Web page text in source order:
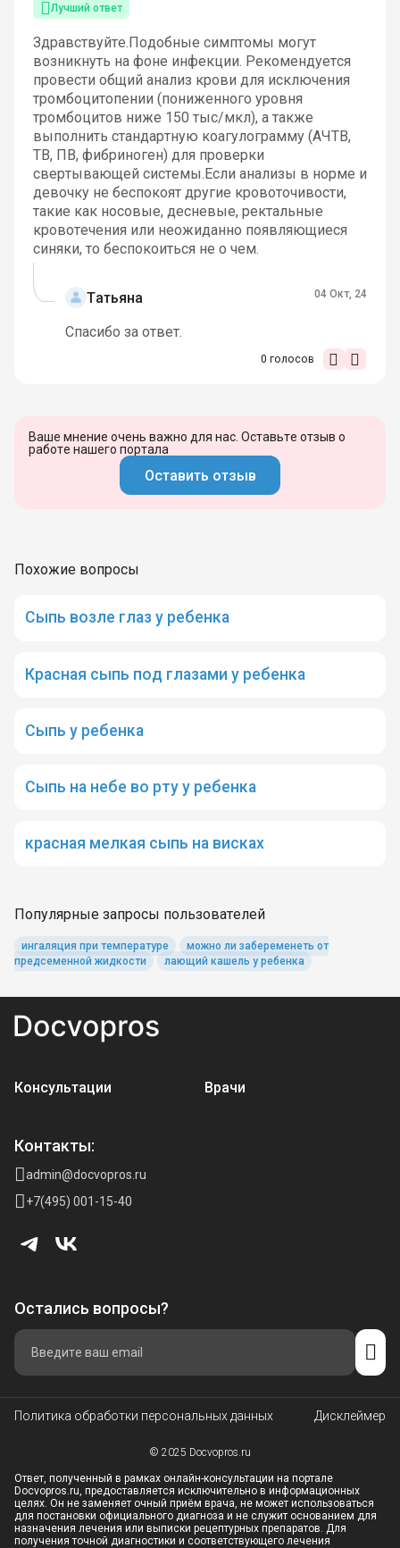
Лучший ответ
Здравствуйте.Подобные симптомы могут
возникнуть на фоне инфекции. Рекомендуется
провести общий анализ крови для исключения
тромбоцитопении (пониженного уровня
тромбоцитов ниже 150 тыс/мкл), а также
выполнить стандартную коагулограмму (АЧТВ,
ТВ, ПВ, фибриноген) для проверки
свертывающей системы.Если анализы в норме и
девочку не беспокоят другие кровоточивости,
такие как носовые, десневые, ректальные
кровотечения или неожиданно появляющиеся
синяки, то беспокоиться не о чем.
Татьяна 04 Окт, 24
Спасибо за ответ.
0 голосов
Ваше мнение очень важно для нас. Оставьте отзыв о
работе нашего портала
Оставить отзыв
Похожие вопросы
Сыпь возле глаз у ребенка
Красная сыпь под глазами у ребенка
Сыпь у ребенка
Сыпь на небе во рту у ребенка
красная мелкая сыпь на висках
Популярные запросы пользователей
ингаляция при температуре
можно ли забеременеть от
предсеменной жидкости
лающий кашель у ребенка
Консультации Врачи
Контакты:
admin@docvopros.ru
+7(495) 001-15-40
Остались вопросы?
Политика обработки персональных данных Дисклеймер
© 2025 Docvopros.ru
Ответ, полученный в рамках онлайн-консультации на портале
Docvopros.ru, предоставляется исключительно в информационных
целях. Он не заменяет очный приём врача, не может использоваться
для постановки официального диагноза и не служит основанием для
назначения лечения или выписки рецептурных препаратов. Для
получения точной диагностики и соответствующего лечения